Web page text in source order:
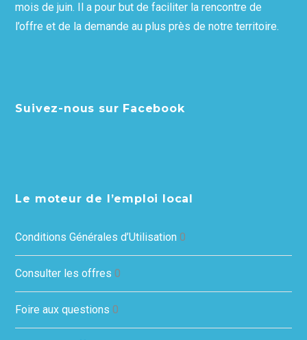
mois de juin. Il a pour but de faciliter la rencontre de
l’offre et de la demande au plus près de notre territoire.
Suivez-nous sur Facebook
Le moteur de l’emploi local
Conditions Générales d’Utilisation 0
Consulter les offres 0
Foire aux questions 0